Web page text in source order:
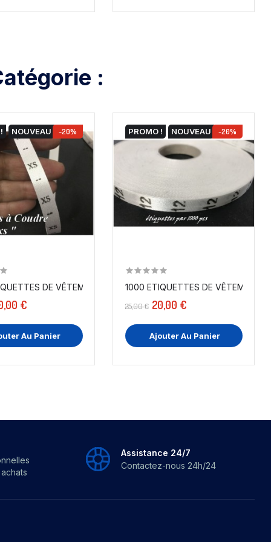
:
ETIQUETTES DE VÊTEMENTS " 100 % COTON " X PAR...
NOUVEAU -20%
1000 ETIQUETTES DE VÊTEMENTS TAILLE " XS" A...
€
Au Panier
PROMO ! NOUVEAU -20%
1000 ETIQUETTES DE VÊTEMENTS
25,00 € 20,00 €
Ajouter Au Panier
Assistance 24/7
Contactez-nous 24h/24